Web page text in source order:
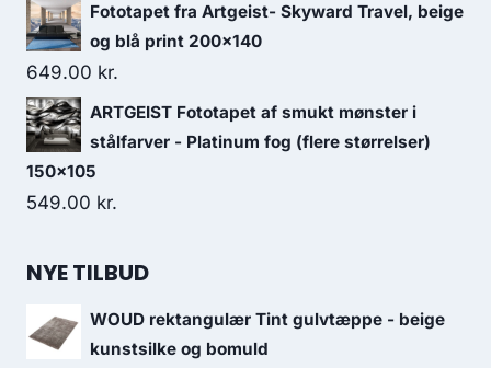
Fototapet fra Artgeist- Skyward Travel, beige
og blå print 200x140
649.00 kr.
ARTGEIST Fototapet af smukt mønster i
stålfarver - Platinum fog (flere størrelser)
150x105
549.00 kr.
NYE TILBUD
WOUD rektangulær Tint gulvtæppe - beige
kunstsilke og bomuld